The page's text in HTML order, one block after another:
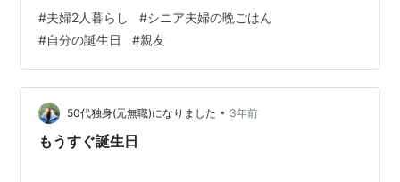
に 平気で毒を吐くＭちゃんが笑いながら 「それはイベン
ト好きとは言わないの！！ イベント好きとは 全部段取り
して夕食を作って 誕生日を祝ってくれる人のことを言う
んだよ。 お宅の旦那さんは イベントに参加することが好
きな人！！」と キッパリ言い切りました。 笑顔でいたい
自分の誕生日に …
#夫婦2人暮らし #シニア夫婦の晩ごはん
#自分の誕生日 #親友
50代独身(元無職)になりました • 3年前
もうすぐ誕生日